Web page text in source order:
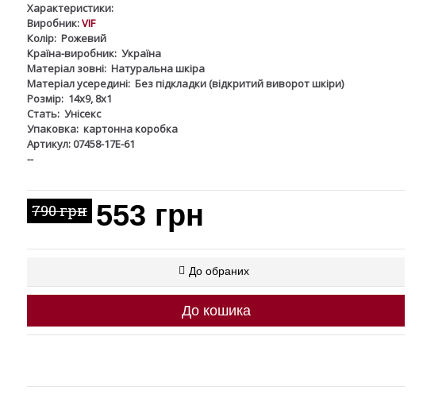
Характеристики:
Виробник:VIF
Колір: Рожевий
Країна-виробник: Україна
Матеріал зовні: Натуральна шкіра
Матеріал усередині: Без підкладки (відкритий виворот шкіри)
Розмір: 14х9, 8х1
Стать: Унісекс
Упаковка: картонна коробка
Артикул: 07458-17Е-61
--
790 грн 553 грн
До обраних
До кошика